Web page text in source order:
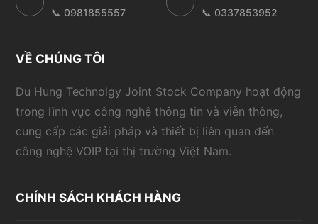
📞 0981855557
📞 0337853952
VỀ CHÚNG TÔI
Du Hung Technolgy Joint Stock Company hoạt động
trong lĩnh vực công nghệ thông tin và viễn thông,
cung cấp các giải pháp và thiết bị liên quan đến
công nghệ VOIP tại thị trường Việt Nam.
CHÍNH SÁCH KHÁCH HÀNG